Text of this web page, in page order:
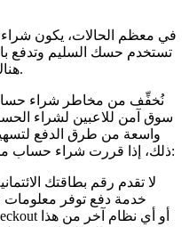
في معظم الحالات، يكون شراء
تستخدم حسك السليم وتدفع
هناك مخاطر تذكر بالنسبة لك كمشتري.
سوق آمن للاعبين لشراء
واسعة من طرق الدفع
ذلك، إذا قررت شراء حساب من مكان آخر، فعليك أن تتذكر ما يلي:
لا تقدم رقم بطاقتك
خدمة دفع توفر